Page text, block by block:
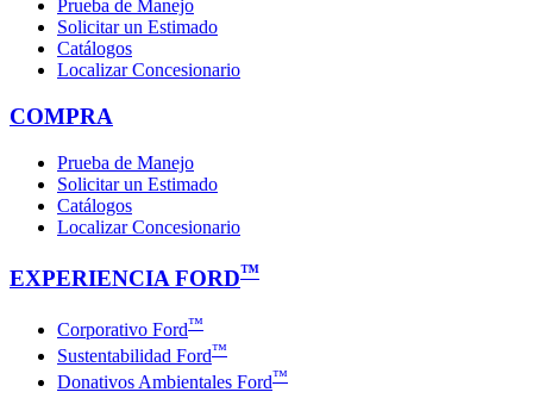
Prueba de Manejo
Solicitar un Estimado
Catálogos
Localizar Concesionario
COMPRA
Prueba de Manejo
Solicitar un Estimado
Catálogos
Localizar Concesionario
EXPERIENCIA FORD™
Corporativo Ford™
Sustentabilidad Ford™
Donativos Ambientales Ford™